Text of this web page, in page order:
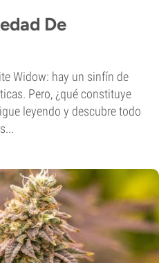
De
Widow: hay un sinfín de
Pero, ¿qué constituye
leyendo y descubre todo